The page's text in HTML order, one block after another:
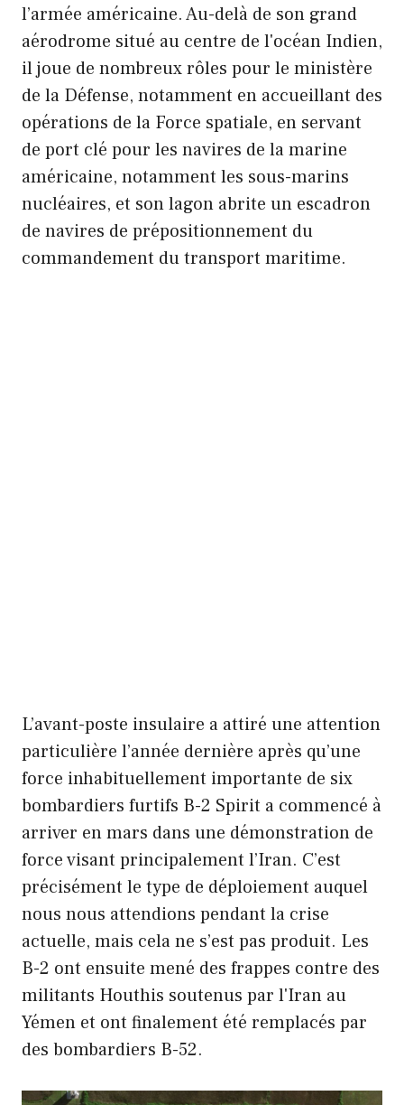
l’armée américaine. Au-delà de son grand
aérodrome situé au centre de l'océan Indien,
il joue de nombreux rôles pour le ministère
de la Défense, notamment en accueillant des
opérations de la Force spatiale, en servant
de port clé pour les navires de la marine
américaine, notamment les sous-marins
nucléaires, et son lagon abrite un escadron
de navires de prépositionnement du
commandement du transport maritime.
L’avant-poste insulaire a attiré une attention
particulière l’année dernière après qu’une
force inhabituellement importante de six
bombardiers furtifs B-2 Spirit a commencé à
arriver en mars dans une démonstration de
force visant principalement l’Iran. C’est
précisément le type de déploiement auquel
nous nous attendions pendant la crise
actuelle, mais cela ne s’est pas produit. Les
B-2 ont ensuite mené des frappes contre des
militants Houthis soutenus par l'Iran au
Yémen et ont finalement été remplacés par
des bombardiers B-52.